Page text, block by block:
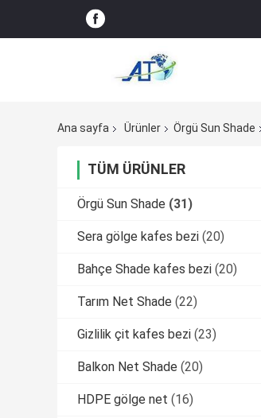
Ana sayfa Ürünler Örgü Sun Shade
TÜM ÜRÜNLER
Örgü Sun Shade (31)
Sera gölge kafes bezi (20)
Bahçe Shade kafes bezi (20)
Tarım Net Shade (22)
Gizlilik çit kafes bezi (23)
Balkon Net Shade (20)
HDPE gölge net (16)